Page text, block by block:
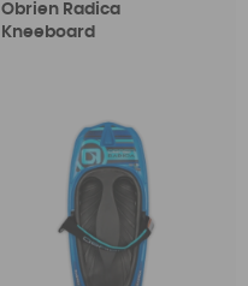
Obrien Radica
Kneeboard